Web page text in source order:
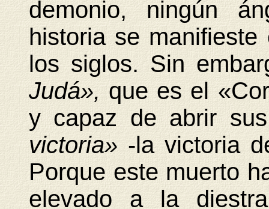
demonio, ningún
historia se
los siglos. Sin
Judá», que es el
y capaz de abrir
victoria»-la victoria
Porque este muerto
elevado a la